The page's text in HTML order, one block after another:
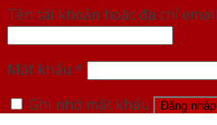
Tên tài khoản hoặc địa chỉ email
Mật khẩu *
Ghi nhớ mật khẩu
Đăng nhập